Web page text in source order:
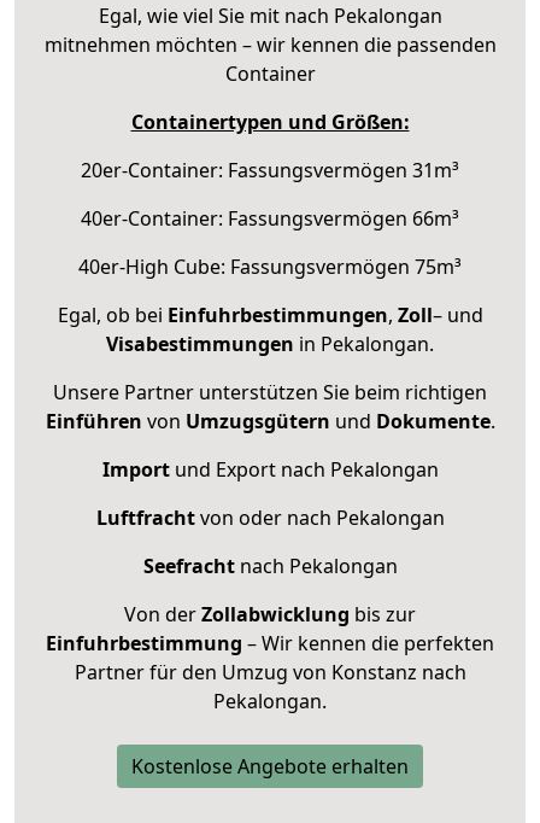
Egal, wie viel Sie mit nach Pekalongan
mitnehmen möchten – wir kennen die passenden
Container
Containertypen und Größen:
20er-Container: Fassungsvermögen 31m³
40er-Container: Fassungsvermögen 66m³
40er-High Cube: Fassungsvermögen 75m³
Egal, ob bei Einfuhrbestimmungen, Zoll– und
Visabestimmungen in Pekalongan.
Unsere Partner unterstützen Sie beim richtigen
Einführen von Umzugsgütern und Dokumente.
Importund Export nach Pekalongan
Luftfrachtvon oder nach Pekalongan
Seefrachtnach Pekalongan
Von derZollabwicklung bis zur
Einfuhrbestimmung – Wir kennen die perfekten
Partner für den Umzug von Konstanz nach
Pekalongan.
Kostenlose Angebote erhalten